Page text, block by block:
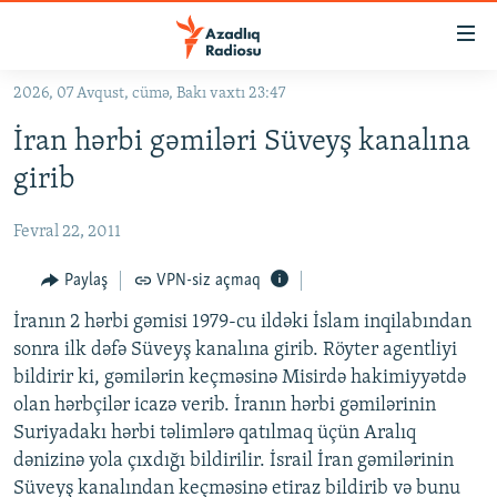
Əsas
qayıt
Əsas
naviqasiyaya
qayıt
KORRUPSIOMETR
#ƏSLINDƏ
FƏRQƏ BAX
QANUNI DOĞRU
ARAŞDIRMA
MULTIMEDIA
VIDEO
FOTOQALEREYA
RADIO ARXIV
OXU ZALI
HAQQIMIZDA
2026, 07 Avqust, cümə, Bakı vaxtı 23:47
İran hərbi gəmiləri Süveyş kanalına
girib
Fevral 22, 2011
Paylaş VPN-siz açmaq
İranın 2 hərbi gəmisi 1979-cu ildəki İslam inqilabından
sonra ilk dəfə Süveyş kanalına girib. Röyter agentliyi
bildirir ki, gəmilərin keçməsinə Misirdə hakimiyyətdə
olan hərbçilər icazə verib. İranın hərbi gəmilərinin
Suriyadakı hərbi təlimlərə qatılmaq üçün Aralıq
dənizinə yola çıxdığı bildirilir. İsrail İran gəmilərinin
Süveyş kanalından keçməsinə etiraz bildirib və bunu